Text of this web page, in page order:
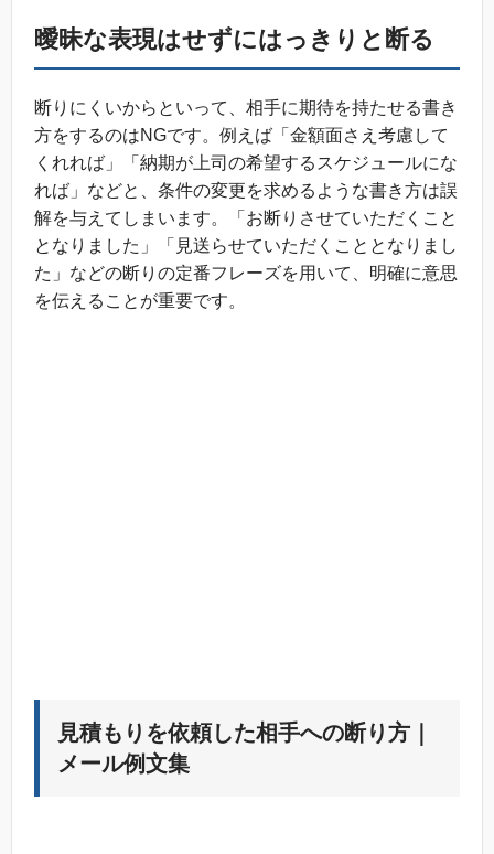
曖昧な表現はせずにはっきりと断る
断りにくいからといって、相手に期待を持たせる書き
方をするのはNGです。例えば「金額面さえ考慮して
くれれば」「納期が上司の希望するスケジュールにな
れば」などと、条件の変更を求めるような書き方は誤
解を与えてしまいます。「お断りさせていただくこと
となりました」「見送らせていただくこととなりまし
た」などの断りの定番フレーズを用いて、明確に意思
を伝えることが重要です。
見積もりを依頼した相手への断り方｜
メール例文集